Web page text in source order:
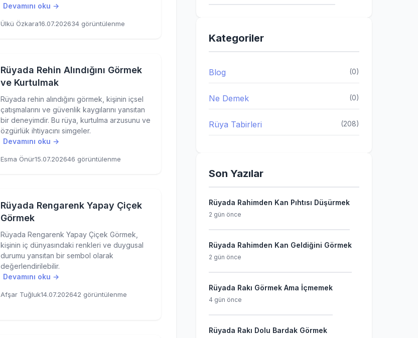
Devamını oku →
Ülkü Özkara16.07.202634 görüntülenme
Rüyada Rehin Alındığını Görmek
ve Kurtulmak
Rüyada rehin alındığını görmek, kişinin içsel
çatışmalarını ve güvenlik kaygılarını yansıtan
bir deneyimdir. Bu rüya, kurtulma arzusunu ve
özgürlük ihtiyacını simgeler.
Devamını oku →
Esma Önür15.07.202646 görüntülenme
Rüyada Rengarenk Yapay Çiçek
Görmek
Rüyada Rengarenk Yapay Çiçek Görmek,
kişinin iç dünyasındaki renkleri ve duygusal
durumu yansıtan bir sembol olarak
değerlendirilebilir.
Devamını oku →
Afşar Tuğluk14.07.202642 görüntülenme
Kategoriler
Blog (0)
Ne Demek (0)
Rüya Tabirleri (208)
Son Yazılar
Rüyada Rahimden Kan Pıhtısı Düşürmek
2 gün önce
Rüyada Rahimden Kan Geldiğini Görmek
2 gün önce
Rüyada Rakı Görmek Ama İçmemek
4 gün önce
Rüyada Rakı Dolu Bardak Görmek